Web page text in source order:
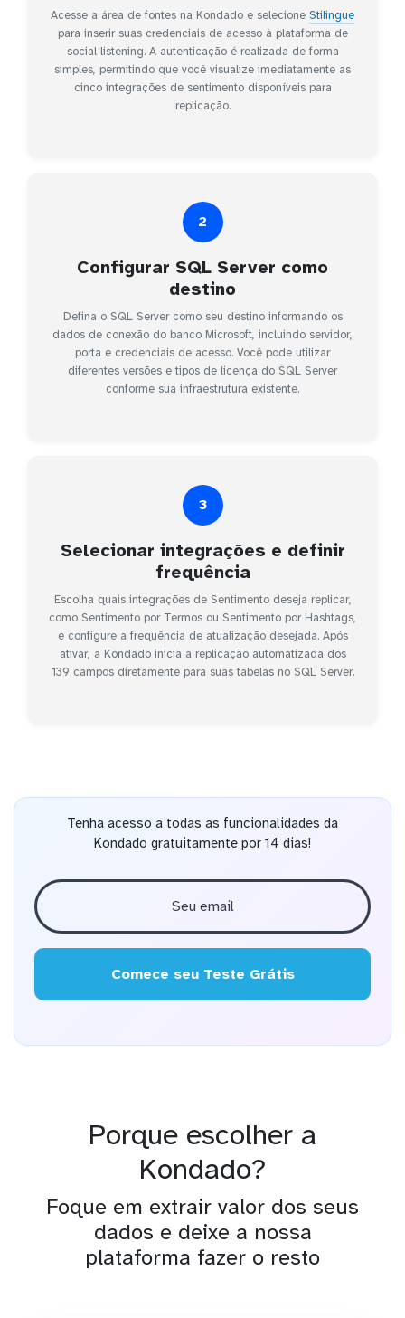
Acesse a área de fontes na Kondado e selecione Stilingue
para inserir suas credenciais de acesso à plataforma de
social listening. A autenticação é realizada de forma
simples, permitindo que você visualize imediatamente as
cinco integrações de sentimento disponíveis para
replicação.
2
Configurar SQL Server como
destino
Defina o SQL Server como seu destino informando os
dados de conexão do banco Microsoft, incluindo servidor,
porta e credenciais de acesso. Você pode utilizar
diferentes versões e tipos de licença do SQL Server
conforme sua infraestrutura existente.
3
Selecionar integrações e definir
frequência
Escolha quais integrações de Sentimento deseja replicar,
como Sentimento por Termos ou Sentimento por Hashtags,
e configure a frequência de atualização desejada. Após
ativar, a Kondado inicia a replicação automatizada dos
139 campos diretamente para suas tabelas no SQL Server.
Tenha acesso a todas as funcionalidades da
Kondado gratuitamente por 14 dias!
Comece seu Teste Grátis
Porque escolher a
Kondado?
Foque em extrair valor dos seus
dados e deixe a nossa
plataforma fazer o resto